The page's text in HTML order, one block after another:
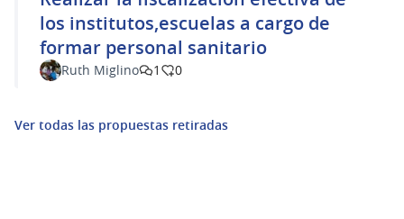
los institutos,escuelas a cargo de
formar personal sanitario
Ruth Miglino 1 0
Ver todas las propuestas retiradas